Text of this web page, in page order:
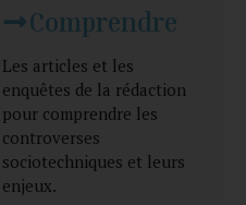
Comprendre
Les articles et les
enquêtes de la rédaction
pour comprendre les
controverses
sociotechniques et leurs
enjeux.